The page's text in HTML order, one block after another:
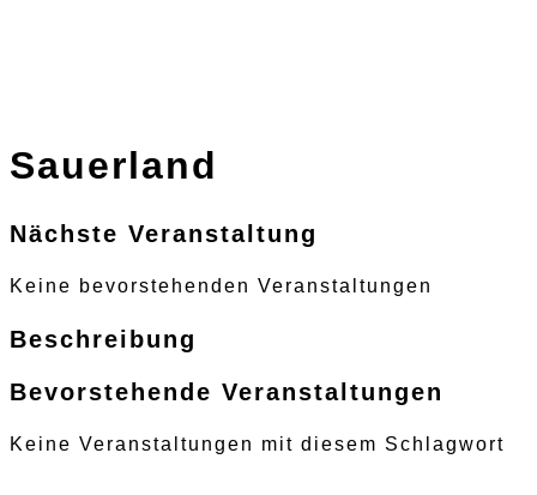
Sauerland
Nächste Veranstaltung
Keine bevorstehenden Veranstaltungen
Beschreibung
Bevorstehende Veranstaltungen
Keine Veranstaltungen mit diesem Schlagwort